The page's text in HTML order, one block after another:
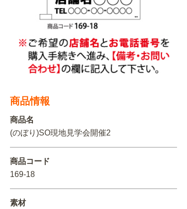
関連アイテムを見る
ORIGINAL ORDER
商品情報
商品名
(のぼり)SO現地見学会開催2
商品コード
169-18
素材